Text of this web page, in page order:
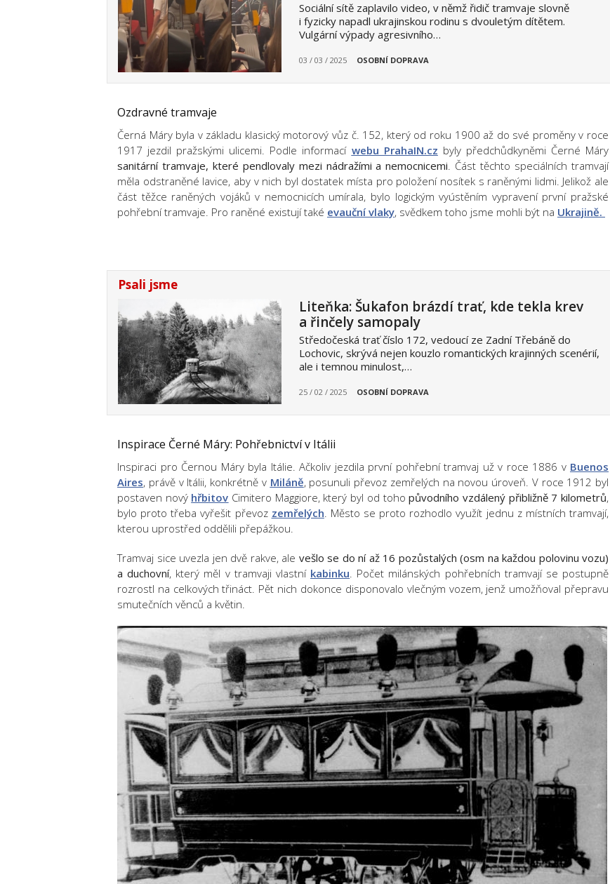
Sociální sítě zaplavilo video, v němž řidič tramvaje slovně
i fyzicky napadl ukrajinskou rodinu s dvouletým dítětem.
Vulgární výpady agresivního…
03 / 03 / 2025 OSOBNÍ DOPRAVA
Ozdravné tramvaje
Černá Máry byla v základu klasický motorový vůz č. 152, který od roku 1900 až do své proměny v roce
1917 jezdil pražskými ulicemi. Podle informací webu PrahaIN.cz byly předchůdkyněmi Černé Máry
sanitární tramvaje, které pendlovaly mezi nádražími a nemocnicemi. Část těchto speciálních tramvají
měla odstraněné lavice, aby v nich byl dostatek místa pro položení nosítek s raněnými lidmi. Jelikož ale
část těžce raněných vojáků v nemocnicích umírala, bylo logickým vyústěním vypravení první pražské
pohřební tramvaje. Pro raněné existují také evauční vlaky, svědkem toho jsme mohli být na Ukrajině.
Psali jsme
Liteňka: Šukafon brázdí trať, kde tekla krev
a řinčely samopaly
Středočeská trať číslo 172, vedoucí ze Zadní Třebáně do
Lochovic, skrývá nejen kouzlo romantických krajinných scenérií,
ale i temnou minulost,…
25 / 02 / 2025 OSOBNÍ DOPRAVA
Inspirace Černé Máry: Pohřebnictví v Itálii
Inspiraci pro Černou Máry byla Itálie. Ačkoliv jezdila první pohřební tramvaj už v roce 1886 v Buenos
Aires, právě v Itálii, konkrétně v Miláně, posunuli převoz zemřelých na novou úroveň. V roce 1912 byl
postaven nový hřbitov Cimitero Maggiore, který byl od tohopůvodního vzdálený přibližně 7 kilometrů,
bylo proto třeba vyřešit převoz zemřelých. Město se proto rozhodlo využít jednu z místních tramvají,
kterou uprostřed oddělili přepážkou.
Tramvaj sice uvezla jen dvě rakve, ale vešlo se do ní až 16 pozůstalých (osm na každou polovinu vozu)
a duchovní, který měl v tramvaji vlastní kabinku. Počet milánských pohřebních tramvají se postupně
rozrostl na celkových třináct. Pět nich dokonce disponovalo vlečným vozem, jenž umožňoval přepravu
smutečních věnců a květin.